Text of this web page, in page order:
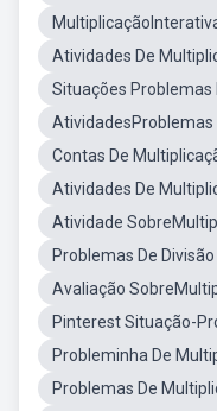
Atividades De
Situações
AtividadesProblemas
Contas De
Atividades De
Atividade
Problemas De
Avaliação
Pinterest Situação-
Probleminha De
Problemas De